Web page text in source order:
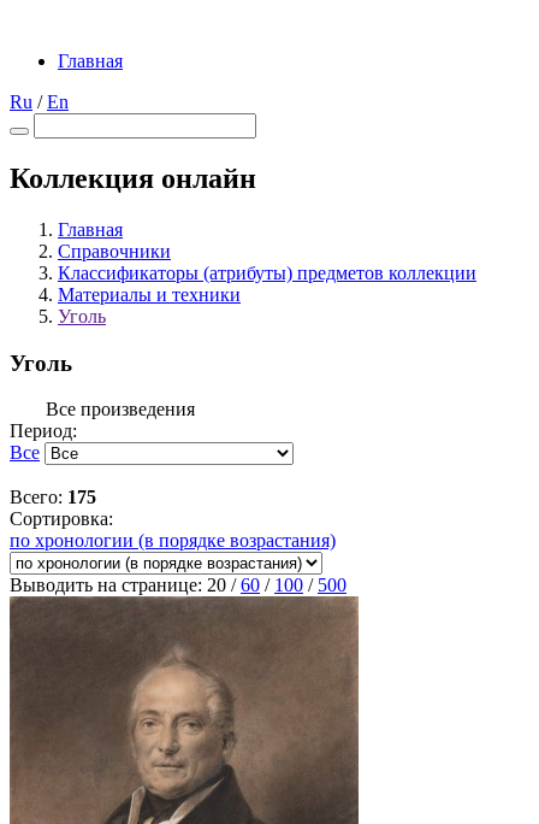
Главная
Ru /En
Коллекция онлайн
Главная
Справочники
Классификаторы (атрибуты) предметов коллекции
Материалы и техники
Уголь
Уголь
Все произведения
Период:
Все
Всего: 175
Сортировка:
по хронологии (в порядке возрастания)
Выводить на странице: 20 /60 / 100 / 500